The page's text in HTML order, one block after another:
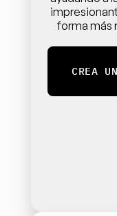
forma más
CREA